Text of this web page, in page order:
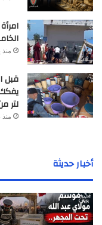
منذ
قبل
لتر
منذ 3 أيام
أخبار حديثة